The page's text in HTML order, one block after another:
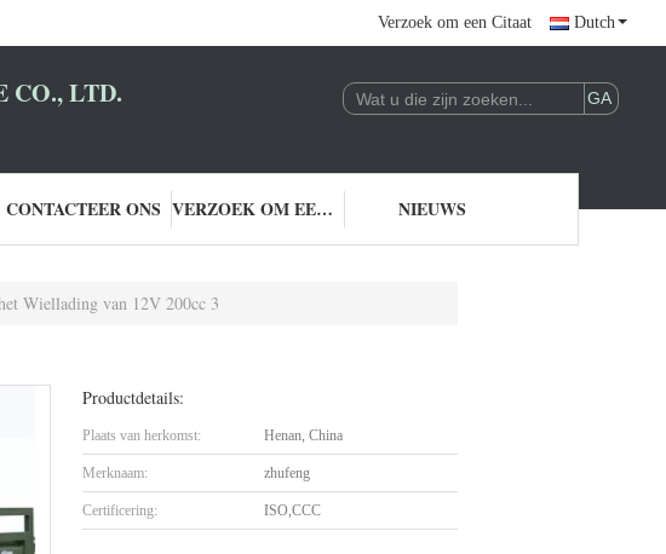
Verzoek om een Citaat Dutch
CO., LTD.
CONTACTEER ONS VERZOEK OM EEN CITAAT NIEUWS
Wiellading van 12V 200cc 3
Productdetails:
Plaats van herkomst: Henan, China
Merknaam: zhufeng
Certificering: ISO,CCC